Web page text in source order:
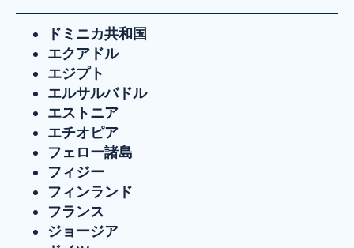
ドミニカ共和国
エクアドル
エジプト
エルサルバドル
エストニア
エチオピア
フェロー諸島
フィジー
フィンランド
フランス
ジョージア